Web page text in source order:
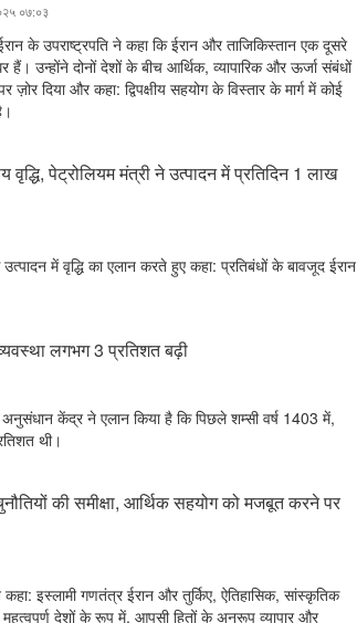
०७:०३
के उपराष्ट्रपति ने कहा कि ईरान और ताजिकिस्तान एक दूसरे
हैं। उन्होंने दोनों देशों के बीच आर्थिक, व्यापारिक और ऊर्जा संबंधों
ज़ोर दिया और कहा: द्विपक्षीय सहयोग के विस्तार के मार्ग में कोई
पेट्रोलियम मंत्री ने उत्पादन में प्रतिदिन 1 लाख
में वृद्धि का एलान करते हुए कहा: प्रतिबंधों के बावजूद ईरान
लगभग 3 प्रतिशत बढ़ी
केंद्र ने एलान किया है कि पिछले शम्सी वर्ष 1403 में,
थी।
की समीक्षा, आर्थिक सहयोग को मजबूत करने पर
इस्लामी गणतंत्र ईरान और तुर्किए, ऐतिहासिक, सांस्कृतिक
देशों के रूप में, आपसी हितों के अनुरूप व्यापार और